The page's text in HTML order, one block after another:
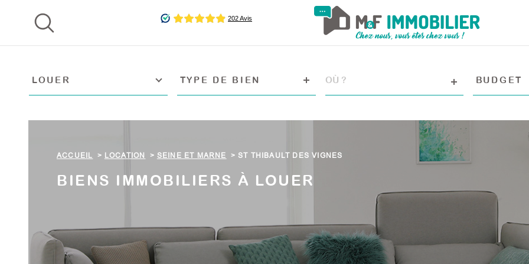
recherche
principal
RE
D'OFFRE
LOUER
DE
BIEN
TYPE DE BIEN
BUDGET
Surface
Pièces
RÉFÉRENCE
ACCUEIL LOCATION SEINE ET MARNE ST THIBAULT DES VIGNES
BIENS IMMOBILIERS À LOUER